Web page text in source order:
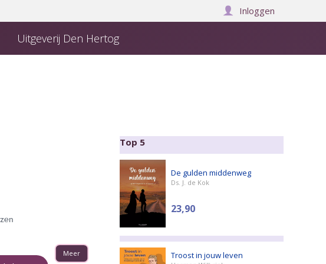
Inloggen
Uitgeverij Den Hertog
Winkelwagen:0
Meer
Top 5
De gulden middenweg
Ds. J. de Kok
23,90
Troost in jouw leven